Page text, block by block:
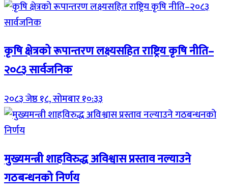
कृषि क्षेत्रको रूपान्तरण लक्ष्यसहित राष्ट्रिय कृषि नीति–
२०८३ सार्वजनिक
२०८३ जेष्ठ १८, सोमबार १०:३३
मुख्यमन्त्री शाहविरुद्ध अविश्वास प्रस्ताव नल्याउने
गठबन्धनको निर्णय